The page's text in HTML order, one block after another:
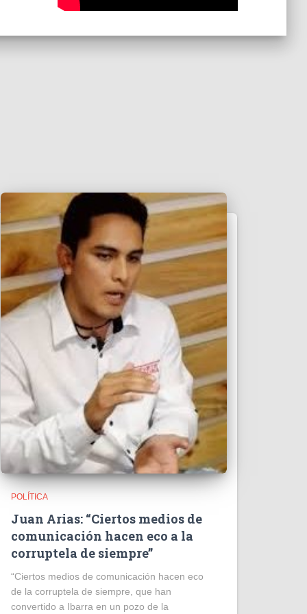
POLÍTICA
Juan Arias: “Ciertos medios de
comunicación hacen eco a la
corruptela de siempre”
“Ciertos medios de comunicación hacen eco
de la corruptela de siempre, que han
convertido a Ibarra en un pozo de la